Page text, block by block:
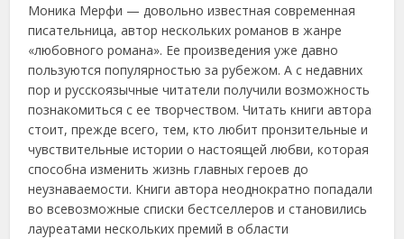
Моника Мерфи — довольно известная современная
писательница, автор нескольких романов в жанре
«любовного романа». Ее произведения уже давно
пользуются популярностью за рубежом. А с недавних
пор и русскоязычные читатели получили возможность
познакомиться с ее творчеством. Читать книги автора
стоит, прежде всего, тем, кто любит пронзительные и
чувствительные истории о настоящей любви, которая
способна изменить жизнь главных героев до
неузнаваемости. Книги автора неоднократно попадали
во всевозможные списки бестселлеров и становились
лауреатами нескольких премий в области